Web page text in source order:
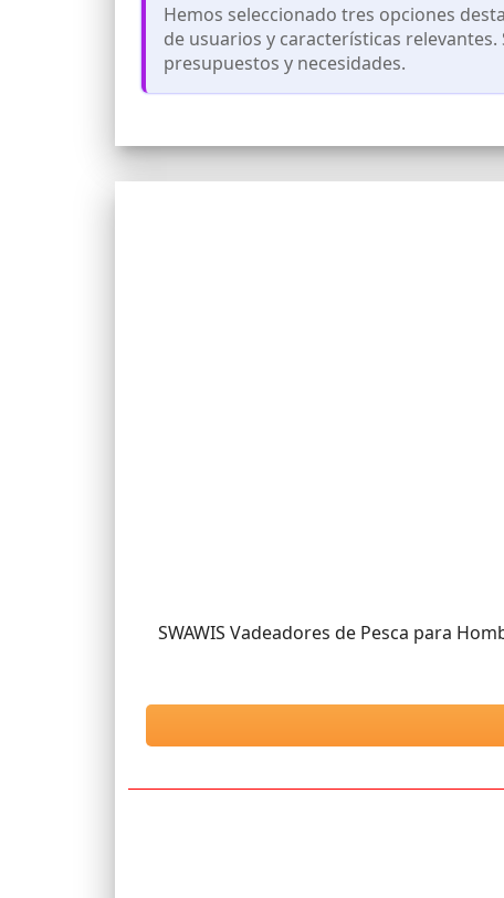
Hemos seleccionado tres opciones
de usuarios y características
presupuestos y necesidades.
SWAWIS Vadeadores de Pesca para